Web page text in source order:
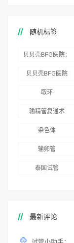
随机标签
贝贝壳BFG医院：
务
贝贝壳BFG医院
取环
输精管复通术
染色体
输卵管
泰国试管
最新评论
试管小助手：